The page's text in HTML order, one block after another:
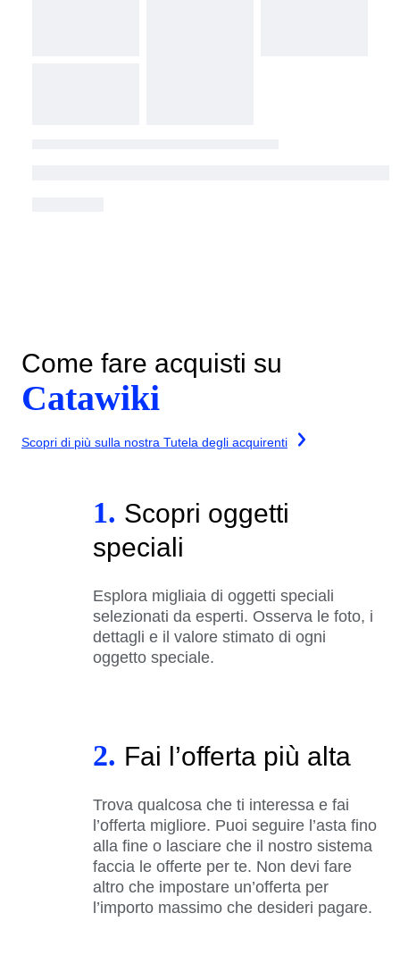
Come fare acquisti su
Catawiki
Scopri di più sulla nostra Tutela degli acquirenti
1. Scopri oggetti
speciali
Esplora migliaia di oggetti speciali
selezionati da esperti. Osserva le foto, i
dettagli e il valore stimato di ogni
oggetto speciale.
2. Fai l’offerta più alta
Trova qualcosa che ti interessa e fai
l’offerta migliore. Puoi seguire l’asta fino
alla fine o lasciare che il nostro sistema
faccia le offerte per te. Non devi fare
altro che impostare un’offerta per
l’importo massimo che desideri pagare.